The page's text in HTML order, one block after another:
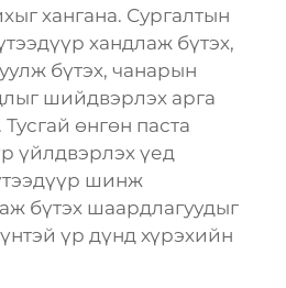
хангана. Сургалтын
хандлаж бүтэх,
бүтэх, чанарын
шийдвэрлэх арга
өнгөн паста
үйлдвэрлэх үед
шинж
бүтэх шаардлагуудыг
үр дүнд хүрэхийн